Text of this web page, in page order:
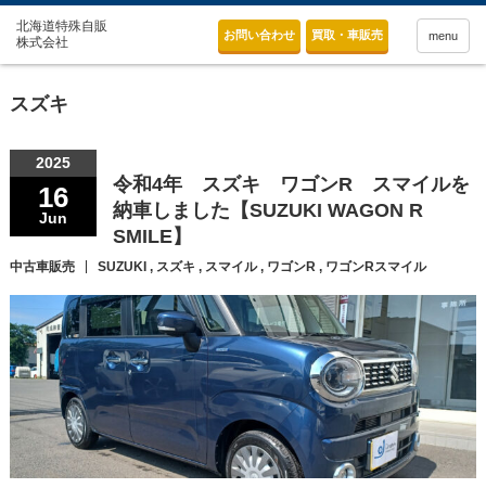
お問い合わせ 買取・車販売 menu
スズキ
2025
16
Jun
令和4年 スズキ ワゴンR スマイルを
納車しました【SUZUKI WAGON R
SMILE】
中古車販売 SUZUKI, スズキ , スマイル, ワゴンR, ワゴンRスマイル